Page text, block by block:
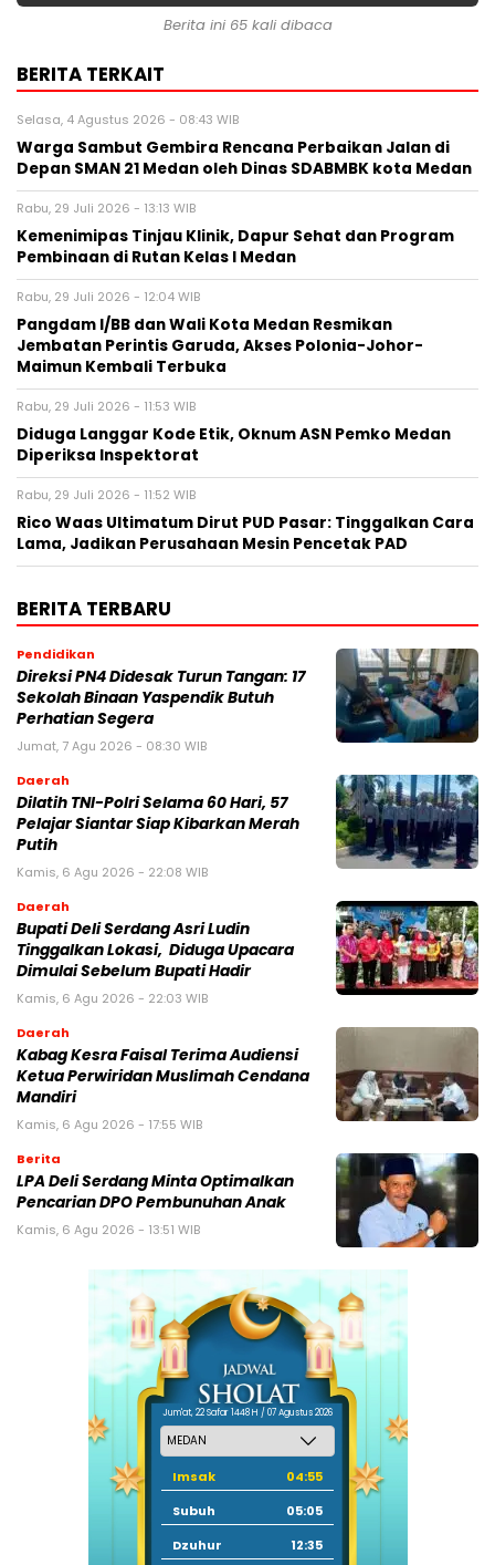
Berita ini 65 kali dibaca
BERITA TERKAIT
Selasa, 4 Agustus 2026 - 08:43 WIB
Warga Sambut Gembira Rencana Perbaikan Jalan di
Depan SMAN 21 Medan oleh Dinas SDABMBK kota Medan
Rabu, 29 Juli 2026 - 13:13 WIB
Kemenimipas Tinjau Klinik, Dapur Sehat dan Program
Pembinaan di Rutan Kelas I Medan
Rabu, 29 Juli 2026 - 12:04 WIB
Pangdam I/BB dan Wali Kota Medan Resmikan
Jembatan Perintis Garuda, Akses Polonia-Johor-
Maimun Kembali Terbuka
Rabu, 29 Juli 2026 - 11:53 WIB
Diduga Langgar Kode Etik, Oknum ASN Pemko Medan
Diperiksa Inspektorat
Rabu, 29 Juli 2026 - 11:52 WIB
Rico Waas Ultimatum Dirut PUD Pasar: Tinggalkan Cara
Lama, Jadikan Perusahaan Mesin Pencetak PAD
BERITA TERBARU
Pendidikan
Direksi PN4 Didesak Turun Tangan: 17
Sekolah Binaan Yaspendik Butuh
Perhatian Segera
Jumat, 7 Agu 2026 - 08:30 WIB
Daerah
Dilatih TNI-Polri Selama 60 Hari, 57
Pelajar Siantar Siap Kibarkan Merah
Putih
Kamis, 6 Agu 2026 - 22:08 WIB
Daerah
Bupati Deli Serdang Asri Ludin
Tinggalkan Lokasi, Diduga Upacara
Dimulai Sebelum Bupati Hadir
Kamis, 6 Agu 2026 - 22:03 WIB
Daerah
Kabag Kesra Faisal Terima Audiensi
Ketua Perwiridan Muslimah Cendana
Mandiri
Kamis, 6 Agu 2026 - 17:55 WIB
Berita
LPA Deli Serdang Minta Optimalkan
Pencarian DPO Pembunuhan Anak
Kamis, 6 Agu 2026 - 13:51 WIB
Jum'at, 22 Safar 1448 H / 07 Agustus 2026
Imsak
04:55
Subuh
05:05
Dzuhur
12:35